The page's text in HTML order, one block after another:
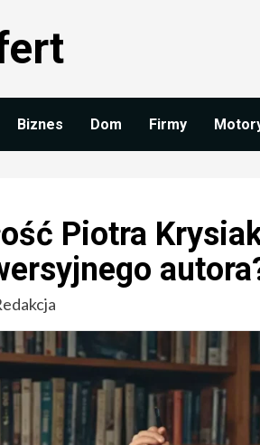
Biznes Dom Firmy
Piotra